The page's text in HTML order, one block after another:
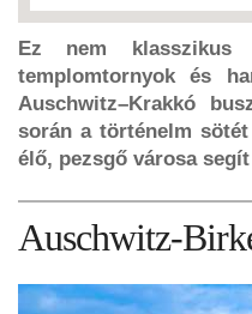
Típus
Tengerparti üdülés
Besorolás
5*
Utazás
menetrendszerinti járattal
+
Ez nem klasszikus
templomtornyok és
Auschwitz–Krakkó
során a történelm
élő, pezsgő városa
Auschwitz-